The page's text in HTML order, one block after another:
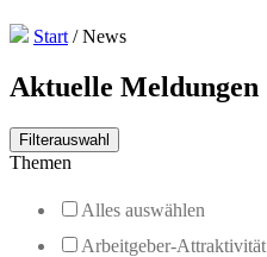
Start /News
Aktuelle Meldungen
Filterauswahl
Themen
Alles auswählen
Arbeitgeber-Attraktivität